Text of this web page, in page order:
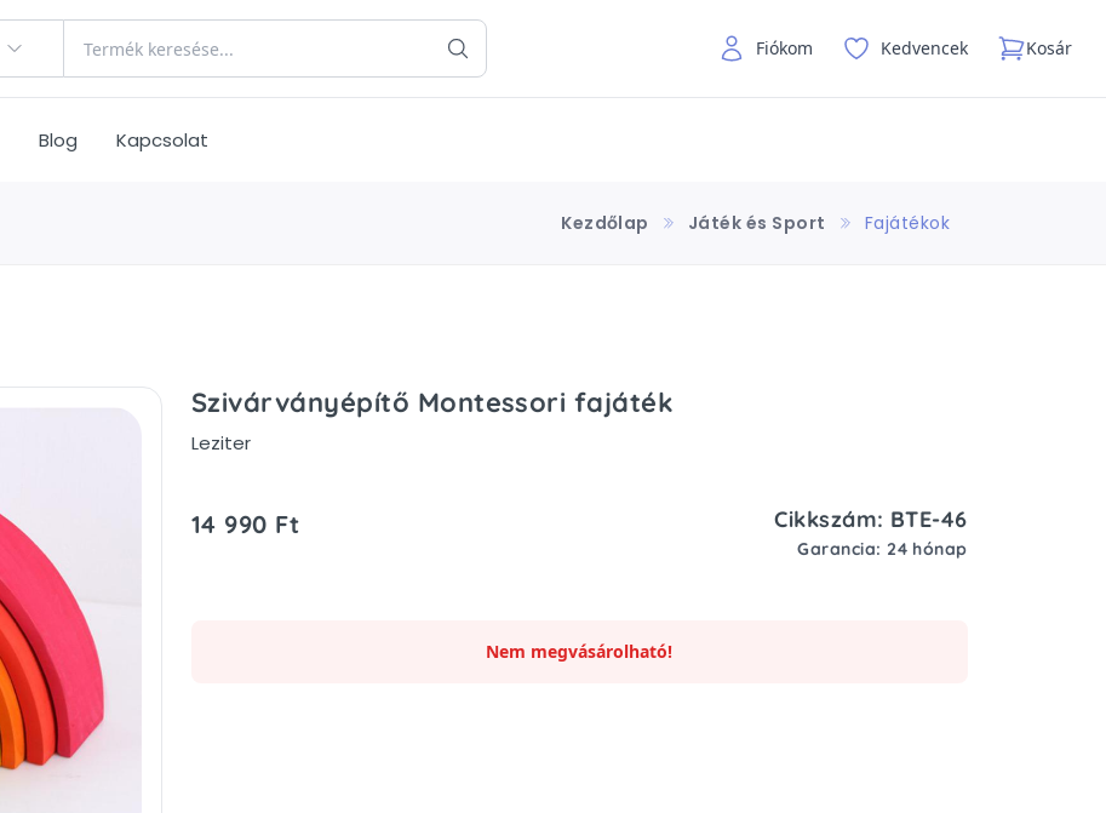
Fiókom Kedvencek Kosár
Blog Kapcsolat
Kezdőlap Játék és Sport Fajátékok
Szivárványépítő Montessori fajáték
Leziter
14 990 Ft Cikkszám: BTE-46
Garancia: 24 hónap
Nem megvásárolható!